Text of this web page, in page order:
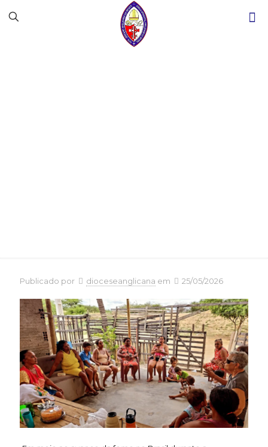
Publicado por dioceseanglicana em 25/05/2026